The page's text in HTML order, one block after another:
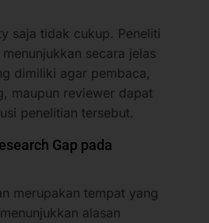
saja tidak cukup. Peneliti
secara jelas
dimiliki agar pembaca,
maupun reviewer dapat
penelitian tersebut.
Gap pada
merupakan tempat yang
alasan